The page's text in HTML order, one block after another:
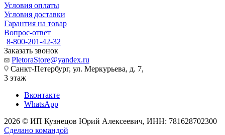
Условия оплаты
Условия доставки
Гарантия на товар
Вопрос-ответ
8-800-201-42-32
Заказать звонок
PletoraStore@yandex.ru
Санкт-Петербург, ул. Меркурьева, д. 7,
3 этаж
Вконтакте
WhatsApp
2026 © ИП Кузнецов Юрий Алексеевич, ИНН: 781628702300
Сделано командой